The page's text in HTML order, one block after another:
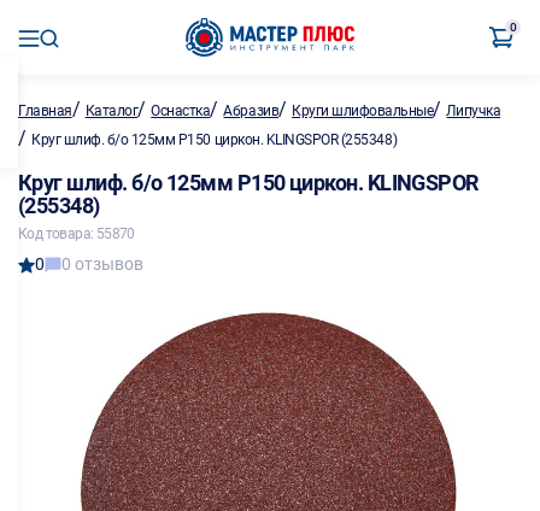
0
Главная/ Каталог/Оснастка/Абразив/ Круги шлифовальные/Липучка
/ Круг шлиф. б/о 125мм P150 циркон. KLINGSPOR (255348)
Круг шлиф. б/о 125мм P150 циркон. KLINGSPOR
(255348)
Код товара: 55870
0 0 отзывов